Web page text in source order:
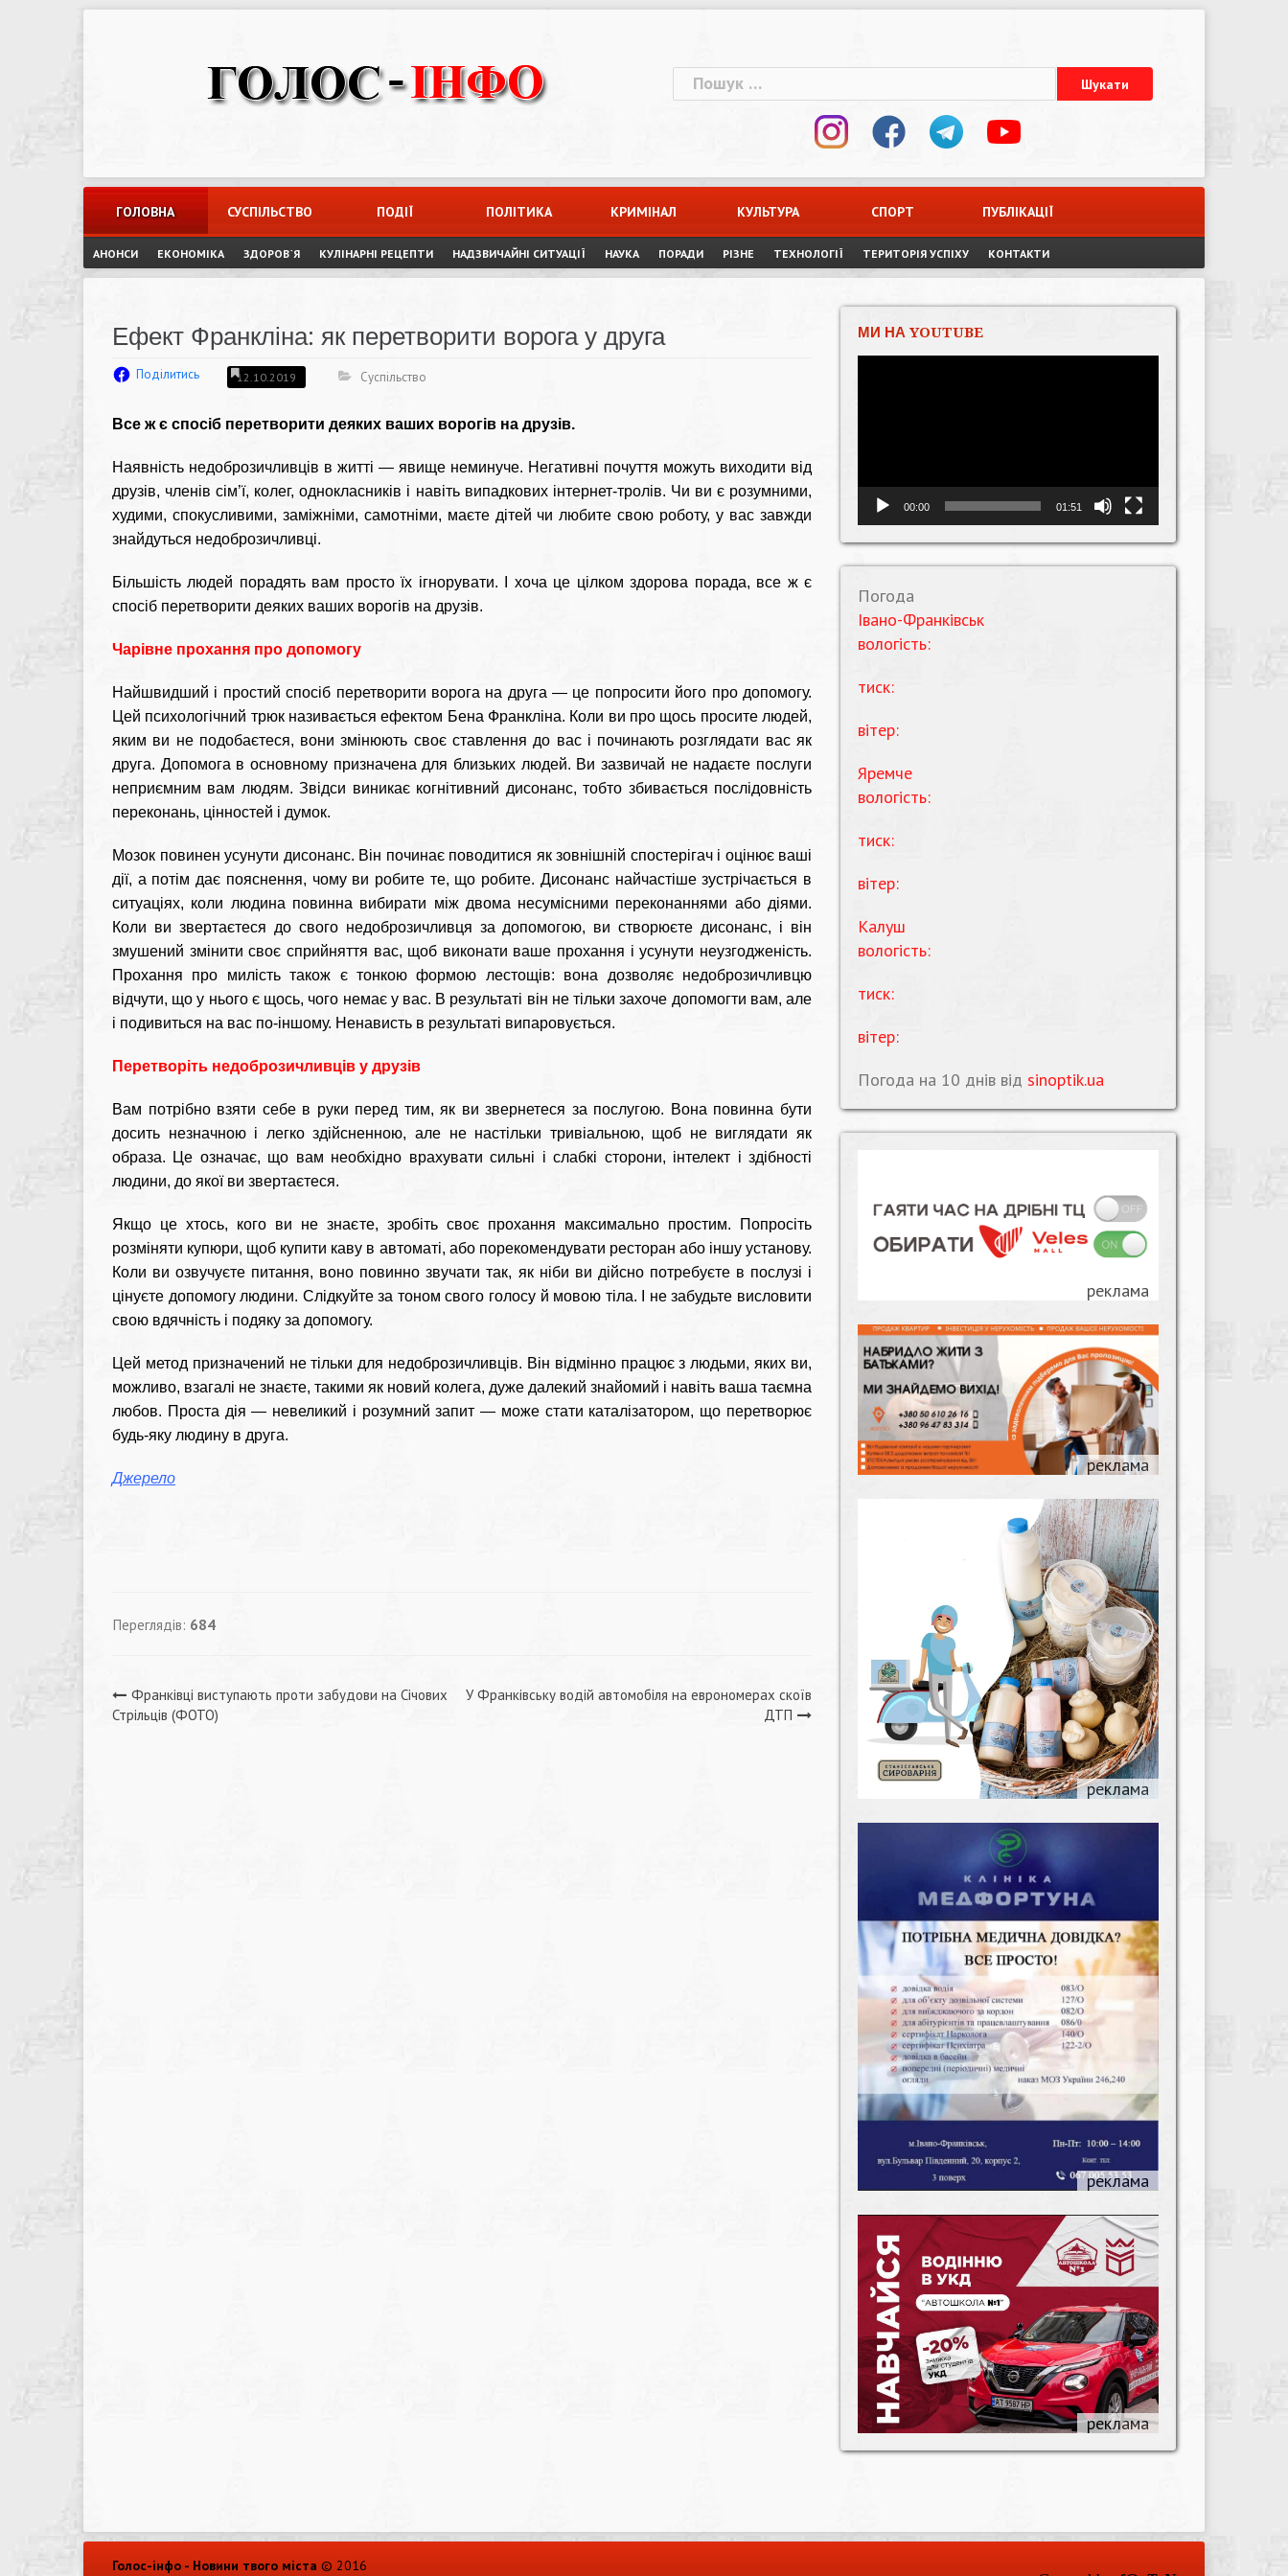
Пошук:
ГОЛОВНА СУСПІЛЬСТВО ПОДІЇ ПОЛІТИКА КРИМІНАЛ КУЛЬТУРА СПОРТ ПУБЛІКАЦІЇ
АНОНСИ ЕКОНОМІКА ЗДОРОВ`Я КУЛІНАРНІ РЕЦЕПТИ НАДЗВИЧАЙНІ СИТУАЦІЇ НАУКА ПОРАДИ РІЗНЕ ТЕХНОЛОГІЇ ТЕРИТОРІЯ УСПІХУ КОНТАКТИ
Ефект Франкліна: як перетворити ворога у друга
Поділитись 12.10.2019 Суспільство
Все ж є спосіб перетворити деяких ваших ворогів на друзів.
Наявність недоброзичливців в житті — явище неминуче. Негативні почуття можуть виходити від
друзів, членів сім’ї, колег, однокласників і навіть випадкових інтернет-тролів. Чи ви є розумними,
худими, спокусливими, заміжніми, самотніми, маєте дітей чи любите свою роботу, у вас завжди
знайдуться недоброзичливці.
Більшість людей порадять вам просто їх ігнорувати. І хоча це цілком здорова порада, все ж є
спосіб перетворити деяких ваших ворогів на друзів.
Чарівне прохання про допомогу
Найшвидший і простий спосіб перетворити ворога на друга — це попросити його про допомогу.
Цей психологічний трюк називається ефектом Бена Франкліна. Коли ви про щось просите людей,
яким ви не подобаєтеся, вони змінюють своє ставлення до вас і починають розглядати вас як
друга. Допомога в основному призначена для близьких людей. Ви зазвичай не надаєте послуги
неприємним вам людям. Звідси виникає когнітивний дисонанс, тобто збивається послідовність
переконань, цінностей і думок.
Мозок повинен усунути дисонанс. Він починає поводитися як зовнішній спостерігач і оцінює ваші
дії, а потім дає пояснення, чому ви робите те, що робите. Дисонанс найчастіше зустрічається в
ситуаціях, коли людина повинна вибирати між двома несумісними переконаннями або діями.
Коли ви звертаєтеся до свого недоброзичливця за допомогою, ви створюєте дисонанс, і він
змушений змінити своє сприйняття вас, щоб виконати ваше прохання і усунути неузгодженість.
Прохання про милість також є тонкою формою лестощів: вона дозволяє недоброзичливцю
відчути, що у нього є щось, чого немає у вас. В результаті він не тільки захоче допомогти вам, але
і подивиться на вас по-іншому. Ненависть в результаті випаровується.
Перетворіть недоброзичливців у друзів
Вам потрібно взяти себе в руки перед тим, як ви звернетеся за послугою. Вона повинна бути
досить незначною і легко здійсненною, але не настільки тривіальною, щоб не виглядати як
образа. Це означає, що вам необхідно врахувати сильні і слабкі сторони, інтелект і здібності
людини, до якої ви звертаєтеся.
Якщо це хтось, кого ви не знаєте, зробіть своє прохання максимально простим. Попросіть
розміняти купюри, щоб купити каву в автоматі, або порекомендувати ресторан або іншу установу.
Коли ви озвучуєте питання, воно повинно звучати так, як ніби ви дійсно потребуєте в послузі і
цінуєте допомогу людини. Слідкуйте за тоном свого голосу й мовою тіла. І не забудьте висловити
свою вдячність і подяку за допомогу.
Цей метод призначений не тільки для недоброзичливців. Він відмінно працює з людьми, яких ви,
можливо, взагалі не знаєте, такими як новий колега, дуже далекий знайомий і навіть ваша таємна
любов. Проста дія — невеликий і розумний запит — може стати каталізатором, що перетворює
будь-яку людину в друга.
Джерело
Переглядів: 684
Навігація
Франківці виступають проти забудови на Січових
Стрільців (ФОТО)
У Франківську водій автомобіля на еврономерах скоїв
ДТП
МИ НА YOUTUBE
00:00 01:51
Погода
Івано-Франківськ
вологість:
тиск:
вітер:
Яремче
вологість:
тиск:
вітер:
Калуш
вологість:
тиск:
вітер:
Погода на 10 днів від sinoptik.ua
Голос-інфо - Новини твого міста © 2016